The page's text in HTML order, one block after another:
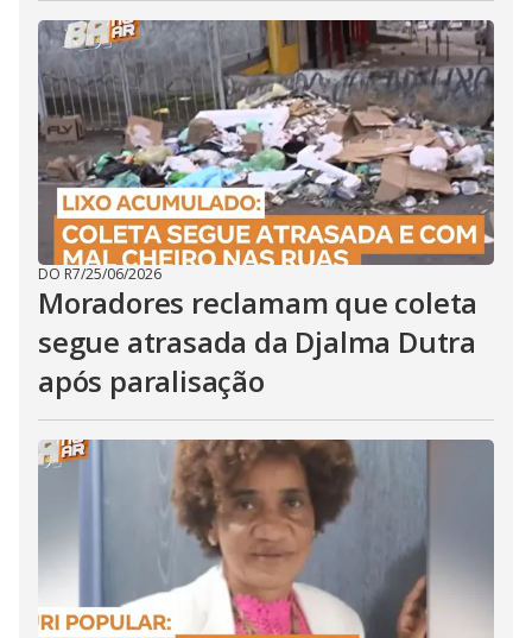
DO R7/25/06/2026
Moradores reclamam que coleta
segue atrasada da Djalma Dutra
após paralisação